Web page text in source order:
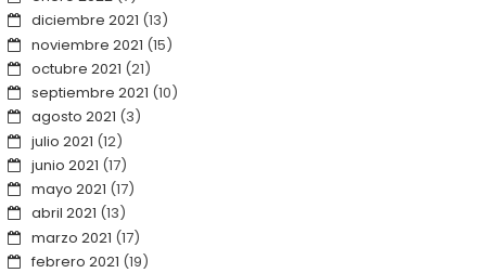
diciembre 2021 (13)
noviembre 2021 (15)
octubre 2021 (21)
septiembre 2021 (10)
agosto 2021 (3)
julio 2021 (12)
junio 2021 (17)
mayo 2021 (17)
abril 2021 (13)
marzo 2021 (17)
febrero 2021 (19)